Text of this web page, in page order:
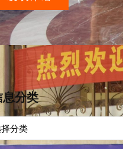
息分类